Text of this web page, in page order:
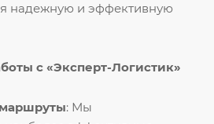
надежную и эффективную
с «Эксперт-Логистик»
: Мы